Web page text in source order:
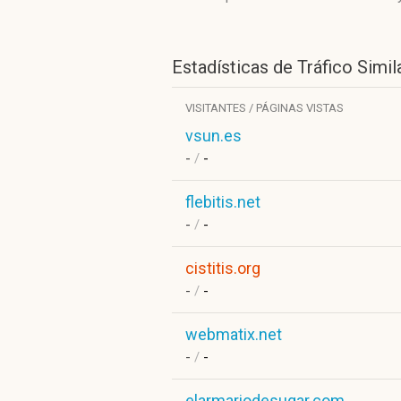
Estadísticas de Tráfico
VISITANTES / PÁGINAS VISTAS
vsun.es
- / -
flebitis.net
- / -
cistitis.org
- / -
webmatix.net
- / -